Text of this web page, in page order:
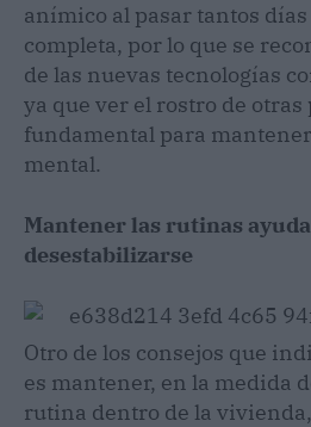
anímico al pasar tantos
completa, por lo que se
de las nuevas tecnologías
ya que ver el rostro de
fundamental para
mental.
Mantener las rutinas
desestabilizarse
Otro de los consejos que
es mantener, en la medida
rutina dentro de la